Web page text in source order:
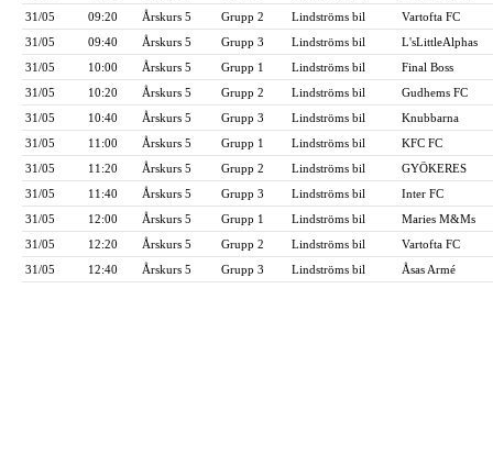
31/05
09:20 Årskurs 5 Grupp 2 Lindströms bil
Vartofta FC
31/05
09:40 Årskurs 5 Grupp 3 Lindströms bil
L'sLittleAlphas
31/05
10:00 Årskurs 5 Grupp 1 Lindströms bil
Final Boss
31/05
10:20 Årskurs 5 Grupp 2 Lindströms bil
Gudhems FC
31/05
10:40 Årskurs 5 Grupp 3 Lindströms bil
Knubbarna
31/05
11:00 Årskurs 5 Grupp 1 Lindströms bil
KFC FC
31/05
11:20 Årskurs 5 Grupp 2 Lindströms bil
GYÖKERES
31/05
11:40 Årskurs 5 Grupp 3 Lindströms bil
Inter FC
31/05
12:00 Årskurs 5 Grupp 1 Lindströms bil
Maries M&Ms
31/05
12:20 Årskurs 5 Grupp 2 Lindströms bil
Vartofta FC
31/05
12:40 Årskurs 5 Grupp 3 Lindströms bil Åsas Armé